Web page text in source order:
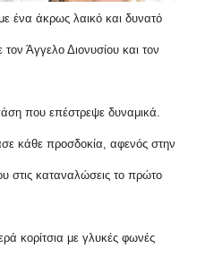
ένα άκρως λαικό και δυνατό
Άγγελο Διονυσίου και τον
που επέστρεψε δυναμικά.
κάθε προσδοκία, αφενός στην
στις καταναλώσεις το πρώτο
κορίτσια με γλυκές φωνές